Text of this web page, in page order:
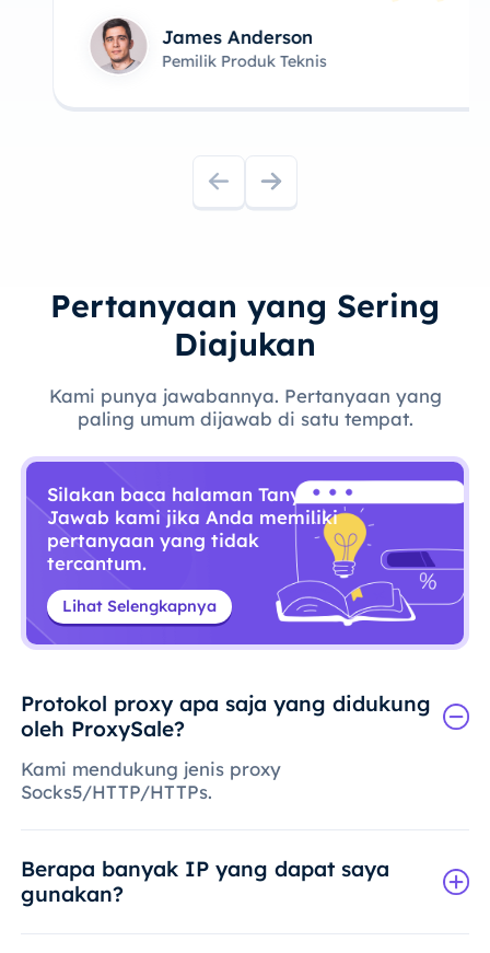
James Anderson
Pemilik Produk Teknis
Pertanyaan yang Sering
Diajukan
Kami punya jawabannya. Pertanyaan yang
paling umum dijawab di satu tempat.
Silakan baca halaman Tanya
Jawab kami jika Anda memiliki
pertanyaan yang tidak
tercantum.
Lihat Selengkapnya
Protokol proxy apa saja yang didukung
oleh ProxySale?
Kami mendukung jenis proxy
Socks5/HTTP/HTTPs.
Berapa banyak IP yang dapat saya
gunakan?